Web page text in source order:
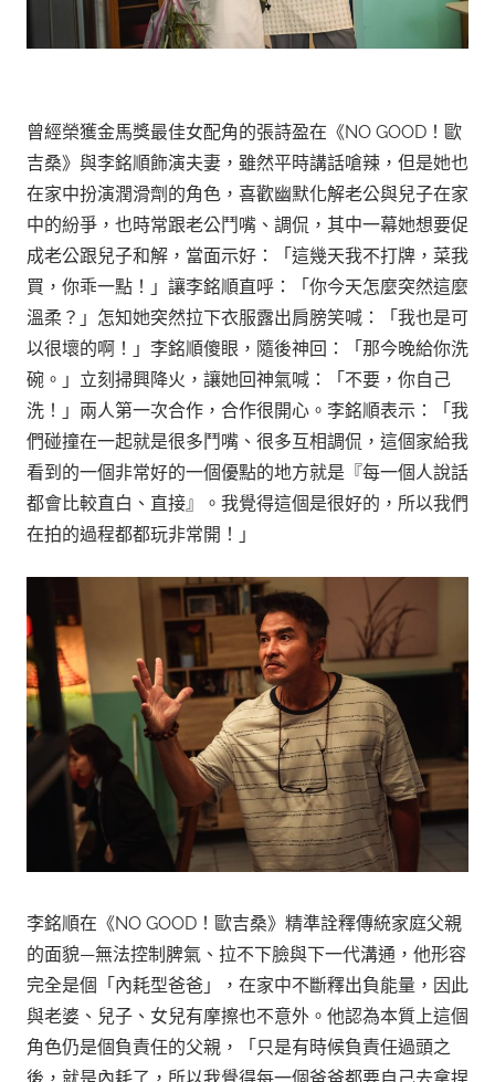
曾經榮獲金馬獎最佳女配角的張詩盈在《NO GOOD！歐
吉桑》與李銘順飾演夫妻，雖然平時講話嗆辣，但是她也
在家中扮演潤滑劑的角色，喜歡幽默化解老公與兒子在家
中的紛爭，也時常跟老公鬥嘴、調侃，其中一幕她想要促
成老公跟兒子和解，當面示好：「這幾天我不打牌，菜我
買，你乖一點！」讓李銘順直呼：「你今天怎麼突然這麼
溫柔？」怎知她突然拉下衣服露出肩膀笑喊：「我也是可
以很壞的啊！」李銘順傻眼，隨後神回：「那今晚給你洗
碗。」立刻掃興降火，讓她回神氣喊：「不要，你自己
洗！」兩人第一次合作，合作很開心。李銘順表示：「我
們碰撞在一起就是很多鬥嘴、很多互相調侃，這個家給我
看到的一個非常好的一個優點的地方就是『每一個人說話
都會比較直白、直接』。我覺得這個是很好的，所以我們
在拍的過程都都玩非常開！」
李銘順在《NO GOOD！歐吉桑》精準詮釋傳統家庭父親
的面貌—無法控制脾氣、拉不下臉與下一代溝通，他形容
完全是個「內耗型爸爸」，在家中不斷釋出負能量，因此
與老婆、兒子、女兒有摩擦也不意外。他認為本質上這個
角色仍是個負責任的父親，「只是有時候負責任過頭之